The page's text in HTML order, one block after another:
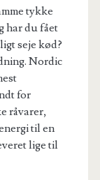
tykke
har du fået
seje kød?
Nordic
for
råvarer,
til en
lige til